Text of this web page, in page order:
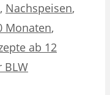
, Nachspeisen,
Monaten,
ab 12
BLW